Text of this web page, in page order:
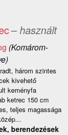
– használt
(Komárom-
három szintes
kivehető
keményfa
ketrec 150 cm
teljes magassága
berendezések